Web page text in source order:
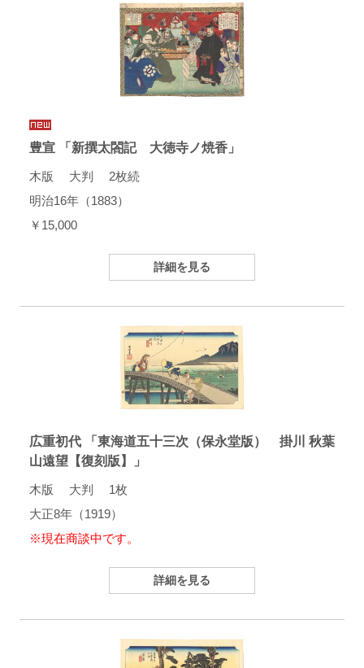
豊宣 「新撰太閤記 大徳寺ノ焼香」
木版 大判 2枚続
明治16年（1883）
￥15,000
詳細を見る
広重初代 「東海道五十三次（保永堂版） 掛川 秋葉
山遠望【復刻版】」
木版 大判 1枚
大正8年（1919）
※現在商談中です。
詳細を見る